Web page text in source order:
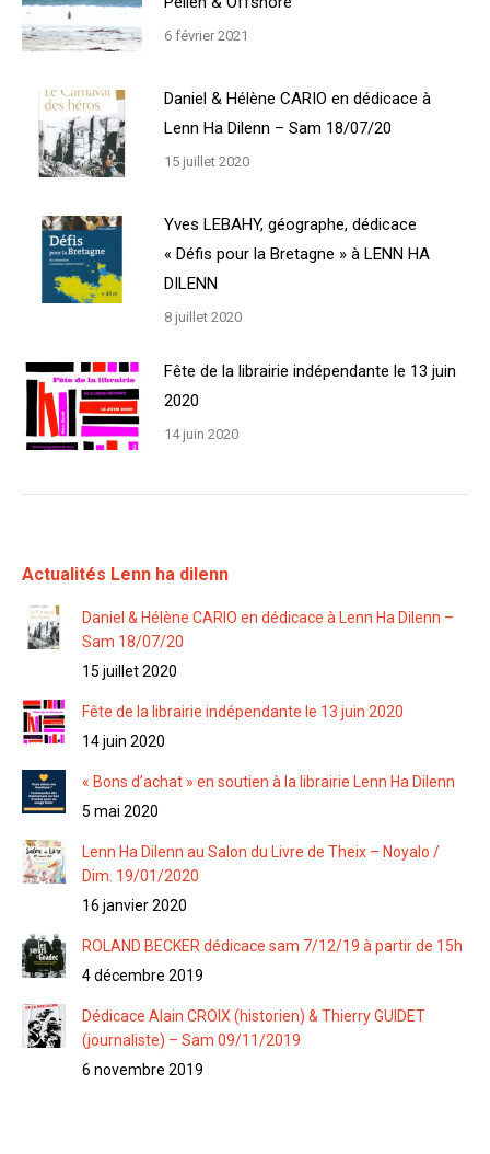
6 février 2021
Daniel & Hélène CARIO en dédicace à
Lenn Ha Dilenn – Sam 18/07/20
15 juillet 2020
Yves LEBAHY, géographe, dédicace
« Défis pour la Bretagne » à LENN HA
DILENN
8 juillet 2020
Fête de la librairie indépendante le 13 juin
2020
14 juin 2020
Actualités Lenn ha dilenn
Daniel & Hélène CARIO en dédicace à Lenn Ha Dilenn –
Sam 18/07/20
15 juillet 2020
Fête de la librairie indépendante le 13 juin 2020
14 juin 2020
« Bons d’achat » en soutien à la librairie Lenn Ha Dilenn
5 mai 2020
Lenn Ha Dilenn au Salon du Livre de Theix – Noyalo /
Dim. 19/01/2020
16 janvier 2020
ROLAND BECKER dédicace sam 7/12/19 à partir de 15h
4 décembre 2019
Dédicace Alain CROIX (historien) & Thierry GUIDET
(journaliste) – Sam 09/11/2019
6 novembre 2019